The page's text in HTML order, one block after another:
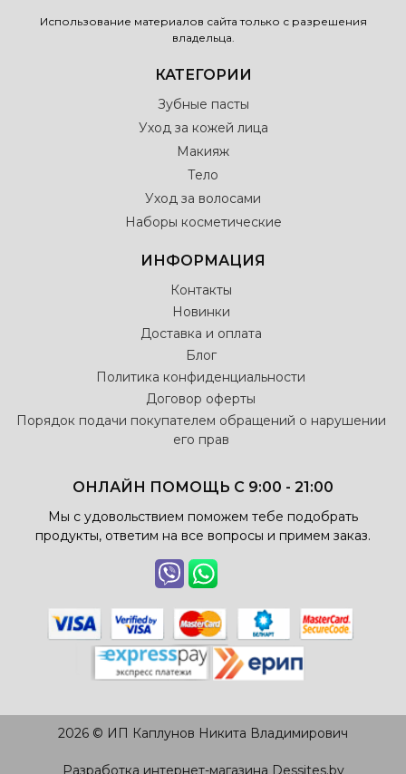
Использование материалов сайта только с разрешения
владельца.
КАТЕГОРИИ
Зубные пасты
Уход за кожей лица
Макияж
Тело
Уход за волосами
Наборы косметические
ИНФОРМАЦИЯ
Контакты
Новинки
Доставка и оплата
Блог
Политика конфиденциальности
Договор оферты
Порядок подачи покупателем обращений о нарушении
его прав
ОНЛАЙН ПОМОЩЬ С 9:00 - 21:00
Мы с удовольствием поможем тебе подобрать
продукты, ответим на все вопросы и примем заказ.
2026 © ИП Каплунов Никита Владимирович
Разработка интернет-магазина Dessites.by